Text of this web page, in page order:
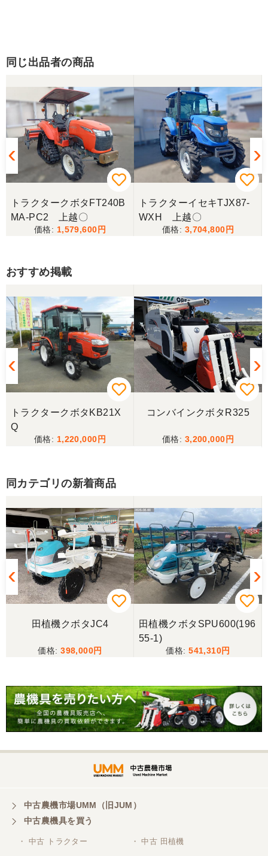
同じ出品者の商品
トラクタークボタFT240B
MA-PC2 上越〇
1,579,600
トラクターイセキTJX87-
WXH 上越〇
3,704,800
おすすめ掲載
トラクタークボタKB21X
Q
1,220,000
コンバインクボタR325
3,200,000
同カテゴリの新着商品
田植機クボタJC4
398,000
田植機クボタSPU600(196
55-1)
541,310
中古農機市場UMM（旧JUM）
中古農機具を買う
・ 中古 トラクター ・ 中古 田植機